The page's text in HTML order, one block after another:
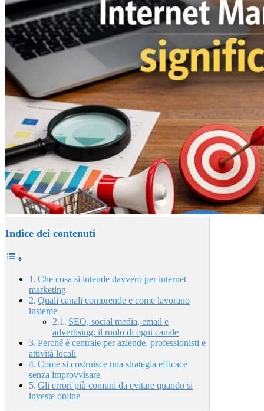
Indice dei contenuti
Che cosa si intende davvero per internet
marketing
Quali canali comprende e come lavorano
insieme
SEO, social media, email e
advertising: il ruolo di ogni canale
Perché è centrale per aziende, professionisti e
attività locali
Come si costruisce una strategia efficace
senza improvvisare
Gli errori più comuni da evitare quando si
investe online